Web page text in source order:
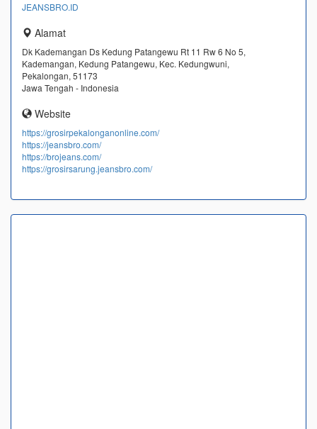
JEANSBRO.ID
Alamat
Dk Kademangan Ds Kedung Patangewu Rt 11 Rw 6 No 5,
Kademangan, Kedung Patangewu, Kec. Kedungwuni,
Pekalongan, 51173
Jawa Tengah - Indonesia
Website
https://grosirpekalonganonline.com/
https://jeansbro.com/
https://brojeans.com/
https://grosirsarung.jeansbro.com/